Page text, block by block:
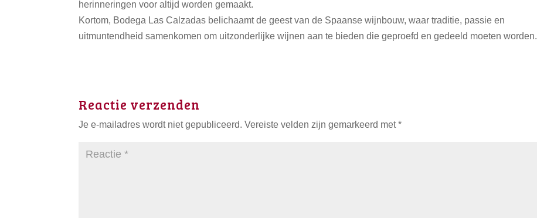
herinneringen voor altijd worden gemaakt.
Kortom, Bodega Las Calzadas belichaamt de geest van de Spaanse wijnbouw, waar traditie, passie en
uitmuntendheid samenkomen om uitzonderlijke wijnen aan te bieden die geproefd en gedeeld moeten worden.
Reactie verzenden
Je e-mailadres wordt niet gepubliceerd. Vereiste velden zijn gemarkeerd met*